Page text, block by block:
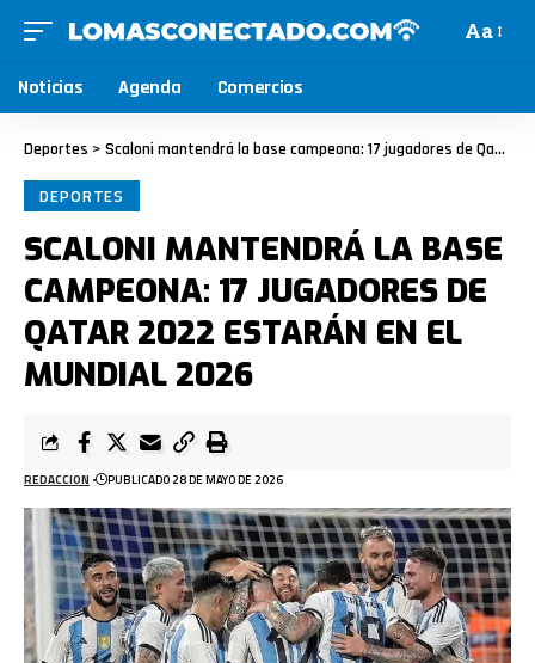
Aa
Noticias Agenda Comercios
Deportes > Scaloni mantendrá la base campeona: 17 jugadores de Qatar 2022 estarán en el Mundial 2026
DEPORTES
SCALONI MANTENDRÁ LA BASE
CAMPEONA: 17 JUGADORES DE
QATAR 2022 ESTARÁN EN EL
MUNDIAL 2026
REDACCION PUBLICADO 28 DE MAYO DE 2026